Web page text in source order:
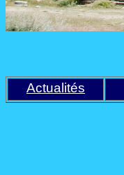
Actualités